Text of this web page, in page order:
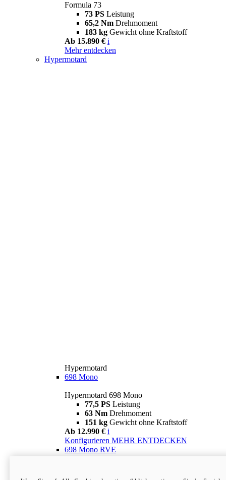
Formula 73
73 PS Leistung
65,2 Nm Drehmoment
183 kg Gewicht ohne Kraftstoff
Ab 15.890 € i
Mehr entdecken
Hypermotard
Hypermotard
698 Mono
Hypermotard 698 Mono
77,5 PS Leistung
63 Nm Drehmoment
151 kg Gewicht ohne Kraftstoff
Ab 12.990 € i
Konfigurieren MEHR ENTDECKEN
698 Mono RVE
77,5 PS
Leistung